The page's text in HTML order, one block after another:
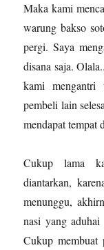
Maka kami
warung bakso
pergi. Saya
disana saja.
kami mengantri
pembeli lain
mendapat tempat
Cukup lama
diantarkan,
menunggu,
nasi yang
Cukup membuat